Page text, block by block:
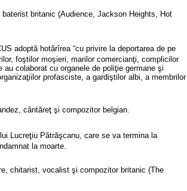
baterist britanic (Audience, Jackson Heights, Hot
adoptă hotărîrea “cu privire la deportarea de pe
foştilor moşieri, marilor comercianţi, complicilor
au colaborat cu organele de poliţie germane şi
profasciste, a gardiştilor albi, a membrilor
cântăreţ şi compozitor belgian.
Lucreţiu Pătrăşcanu, care se va termina la
la moarte.
chitarist, vocalist şi compozitor britanic (The